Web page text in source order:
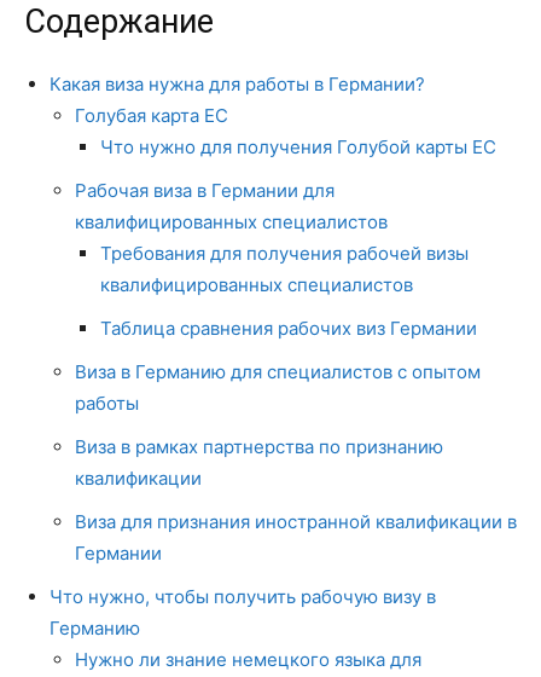
Содержание
Какая виза нужна для работы в Германии?
Голубая карта ЕС
Что нужно для получения Голубой карты ЕС
Рабочая виза в Германии для
квалифицированных специалистов
Требования для получения рабочей визы
квалифицированных специалистов
Таблица сравнения рабочих виз Германии
Виза в Германию для специалистов с опытом
работы
Виза в рамках партнерства по признанию
квалификации
Виза для признания иностранной квалификации в
Германии
Что нужно, чтобы получить рабочую визу в
Германию
Нужно ли знание немецкого языка для